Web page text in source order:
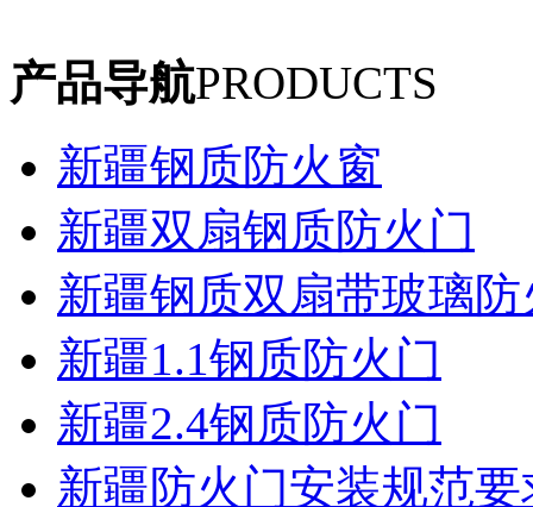
产品导航PRODUCTS
新疆钢质防火窗
新疆双扇钢质防火门
新疆钢质双扇带玻璃防
新疆1.1钢质防火门
新疆2.4钢质防火门
新疆防火门安装规范要